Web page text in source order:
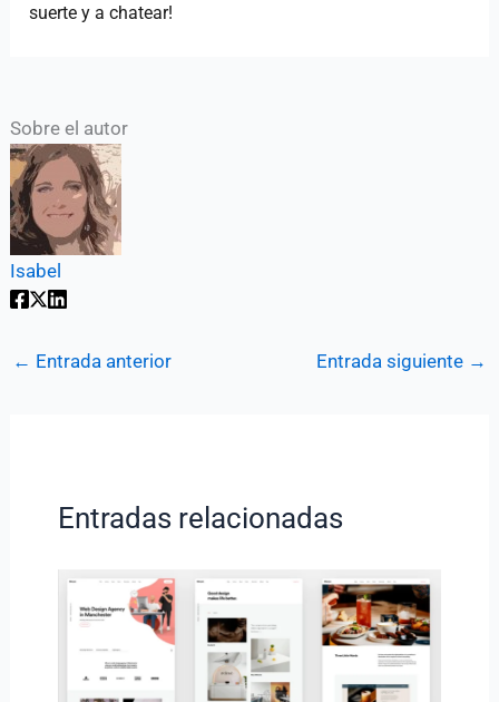
suerte y a chatear!
Sobre el autor
Isabel
← Entrada anterior Entrada siguiente →
Entradas relacionadas